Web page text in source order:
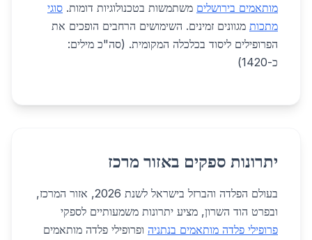
מותאמים בירושלים משתמשות בטכנולוגיות דומות. סוגי
מתכות מגוונים זמינים. השימושים הרחבים הופכים את
הפרופילים ליסוד בכלכלה המקומית. (סה"כ מילים:
כ-1420)
יתרונות ספקים באזור מרכז
בעולם הפלדה והברזל בישראל לשנת 2026, אזור המרכז,
ובפרט הוד השרון, מציע יתרונות משמעותיים לספקי
פרופילי פלדה מותאמים בנתניה ופרופילי פלדה מותאמים